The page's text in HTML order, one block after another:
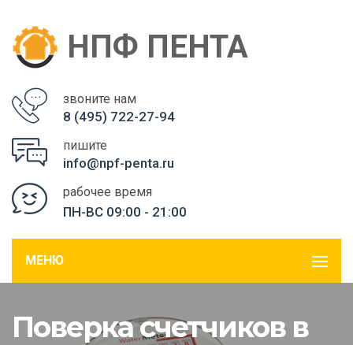
НПФ ПЕНТА
звоните нам
8 (495) 722-27-94
пишите
info@npf-penta.ru
рабочее время
ПН-ВС 09:00 - 21:00
МЕНЮ
Поверка счетчиков в